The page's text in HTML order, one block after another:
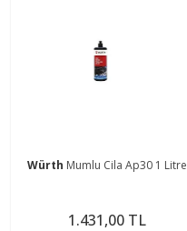
Würth Mumlu Cila Ap30 1 Litre
1.431,00 TL